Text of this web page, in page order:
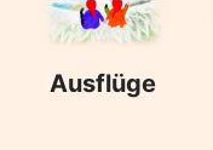
Ausflüge